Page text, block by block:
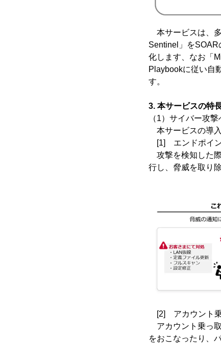
本サービスは、
Sentinel」をSOAR
化します、なお「
Playbookに従い自
す。
3. 本サービスの特
（1）サイバー攻
本サービスの導入
[1] エンドポイン
攻撃を検知した
行し、脅威を取り
[2] アカウント
アカウント乗っ
をおこなったり、